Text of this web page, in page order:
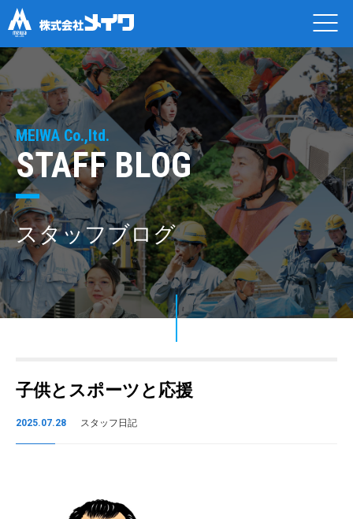
MEIWA Co.,ltd.
STAFF BLOG
スタッフブログ
子供とスポーツと応援
2025.07.28 スタッフ日記